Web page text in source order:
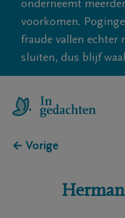
onderneemt
voorkomen.
fraude vallen
sluiten, dus blijf
← Vorige
Herman